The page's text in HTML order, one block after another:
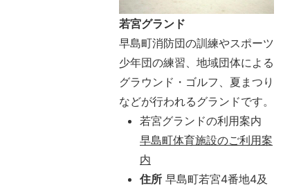
若宮グランド
早島町消防団の訓練やスポーツ
少年団の練習、地域団体による
グラウンド・ゴルフ、夏まつり
などが行われるグランドです。
若宮グランドの利用案内
早島町体育施設のご利用案
内
住所 早島町若宮4番地4及